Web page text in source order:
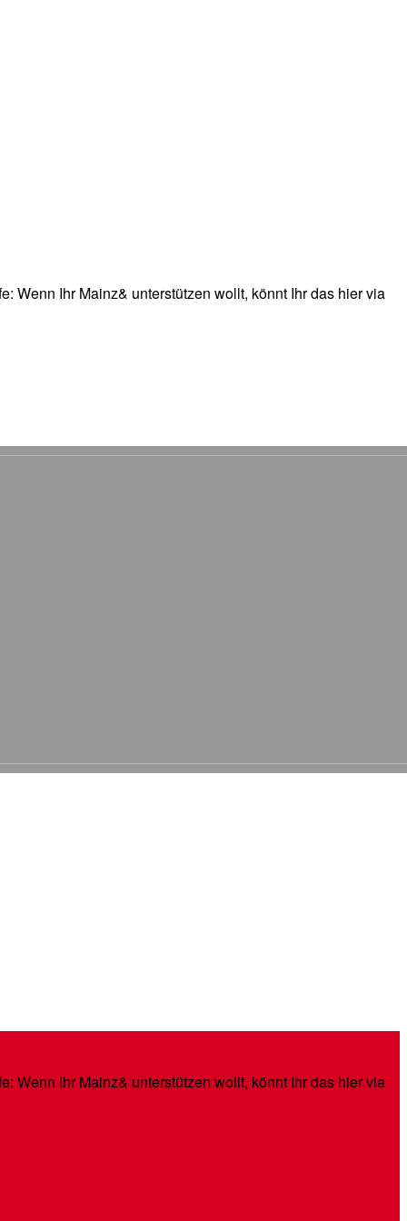
Wenn Ihr Mainz& unterstützen wollt, könnt Ihr das hier via
Wenn Ihr Mainz& unterstützen wollt, könnt Ihr das hier via